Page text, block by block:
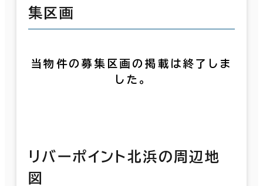
集区画
当物件の募集区画の掲載は終了しま
した。
リバーポイント北浜の周辺地
図